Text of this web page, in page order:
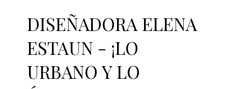
DISEÑADORA ELENA
ESTAUN - ¡LO
URBANO Y LO